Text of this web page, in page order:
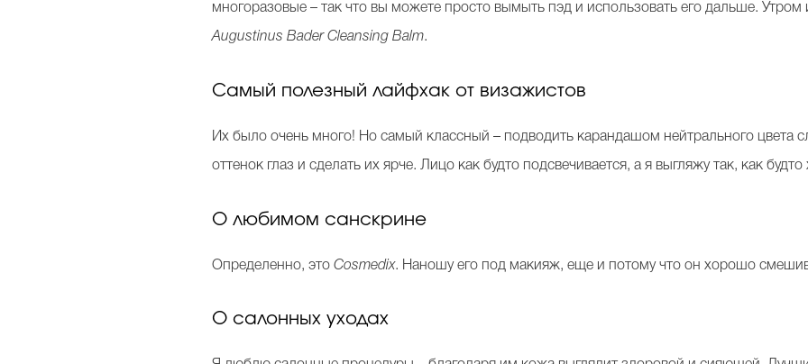
многоразовые – так что вы можете просто вымыть пэд и использовать его дальше.
Augustinus Bader Cleansing Balm.
Самый полезный лайфхак от визажистов
Их было очень много! Но самый классный – подводить карандашом нейтрального цвета
оттенок глаз и сделать их ярче. Лицо как будто подсвечивается, а я выгляжу так, как
О любимом санскрине
Определенно, этоCosmedix. Наношу его под макияж, еще и потому что он хорошо
О салонных уходах